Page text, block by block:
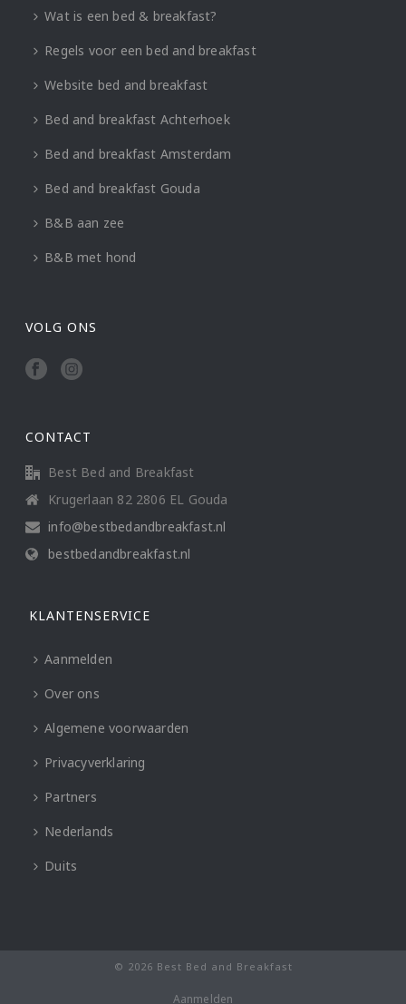
Wat is een bed & breakfast?
Regels voor een bed and breakfast
Website bed and breakfast
Bed and breakfast Achterhoek
Bed and breakfast Amsterdam
Bed and breakfast Gouda
B&B aan zee
B&B met hond
VOLG ONS
CONTACT
Best Bed and Breakfast
Krugerlaan 82 2806 EL Gouda
info@bestbedandbreakfast.nl
bestbedandbreakfast.nl
KLANTENSERVICE
Aanmelden
Over ons
Algemene voorwaarden
Privacyverklaring
Partners
Nederlands
Duits
© 2026 Best Bed and Breakfast
Aanmelden